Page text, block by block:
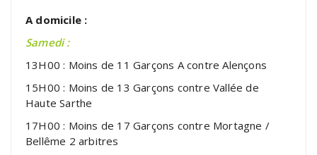
A domicile :
Samedi :
13H00 : Moins de 11 Garçons A contre Alençons
15H00 : Moins de 13 Garçons contre Vallée de
Haute Sarthe
17H00 : Moins de 17 Garçons contre Mortagne /
Bellême 2 arbitres